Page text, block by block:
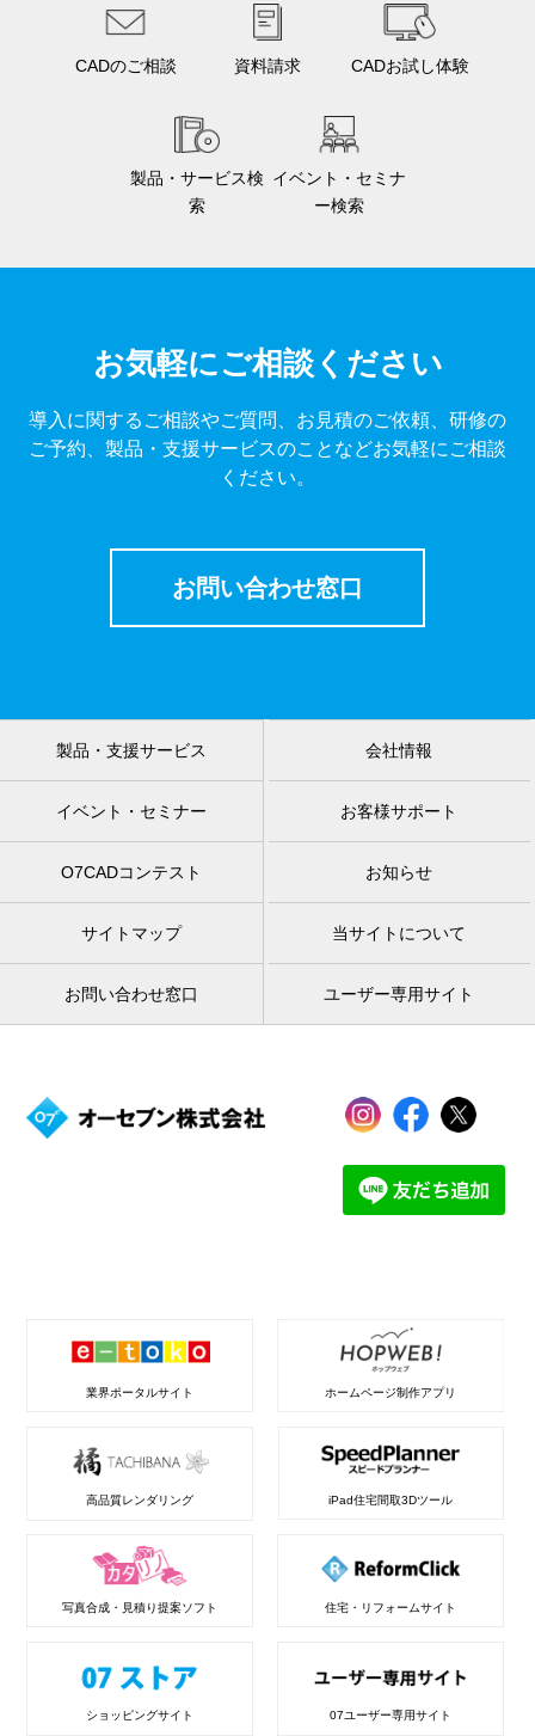
CADのご相談 資料請求 CADお試し体験
製品・サービス検
索
イベント・セミナ
ー検索
お気軽にご相談ください
導入に関するご相談やご質問、お見積のご依頼、研修の
ご予約、製品・支援サービスのことなどお気軽にご相談
ください。
お問い合わせ窓口
製品・支援サービス 会社情報
イベント・セミナー お客様サポート
O7CADコンテスト お知らせ
サイトマップ 当サイトについて
お問い合わせ窓口 ユーザー専用サイト
業界ポータルサイト ホームページ制作アプリ
高品質レンダリング iPad住宅間取3Dツール
写真合成・見積り提案ソフト 住宅・リフォームサイト
ショッピングサイト 07ユーザー専用サイト